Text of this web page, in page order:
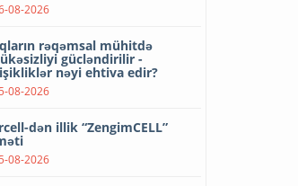
08-2026
rəqəmsal mühitdə
gücləndirilir -
nəyi ehtiva edir?
08-2026
dən illik “ZengimCELL”
08-2026